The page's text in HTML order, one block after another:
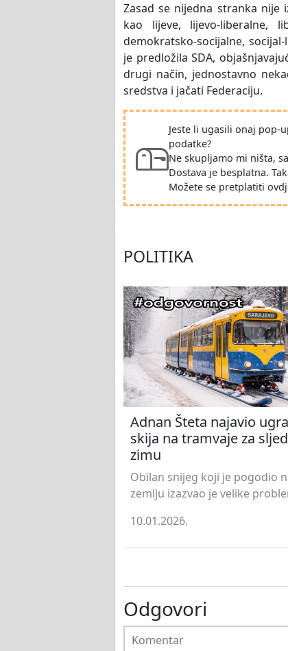
Zasad se nijedna stranka nije
kao lijeve, lijevo-liberalne,
demokratsko-socijalne,
je predložila SDA,
drugi način, jednostavno
sredstva i jačati Federaciju.
Jeste li ugasili onaj pop-
podatke?
Ne skupljamo mi ništa,
Dostava je besplatna.
Možete se pretplatiti
POLITIKA
Adnan Šteta najavio
skija na tramvaje za
zimu
Obilan snijeg koji je pogodio
zemlju izazvao je velike
10.01.2026.
Odgovori